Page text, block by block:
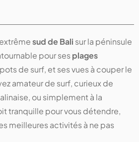
sud de Bali sur la péninsule
pour sesplages
de surf, et ses vues à couper le
amateur de surf, curieux de
ou simplement à la
tranquille pour vous détendre,
meilleures activités à ne pas